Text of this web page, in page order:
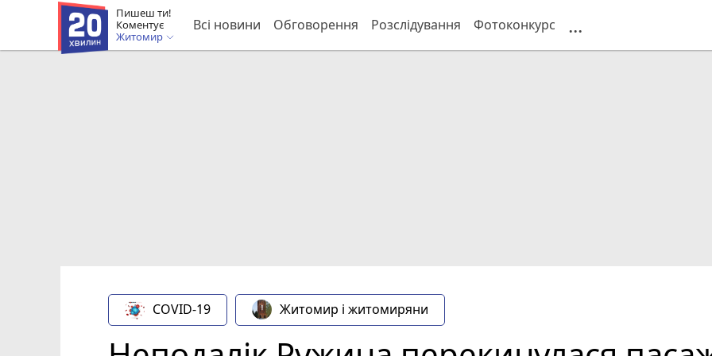
Пишеш ти!
Коментує
Житомир
Всі новини Обговорення Розслідування Фотоконкурс ...
COVID-19 Житомир і житомиряни